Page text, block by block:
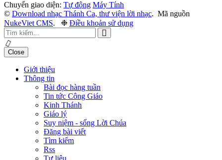
Chuyển giao diện: Tự động Máy Tính
© Download nhạc Thánh Ca, thư viện lời nhạc. Mã nguồn
NukeViet CMS. ❉ Điều khoản sử dụng
Close
Giới thiệu
Thông tin
Bài đọc hàng tuần
Tin tức Công Giáo
Kinh Thánh
Giáo lý
Suy niệm - sống Lời Chúa
Đăng bài viết
Tìm kiếm
Rss
Tư liệu